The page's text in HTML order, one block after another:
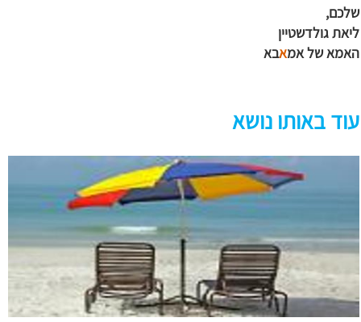
שלכם,
ליאת גולדשטיין
האמא של אמאבא
עוד באותו נושא